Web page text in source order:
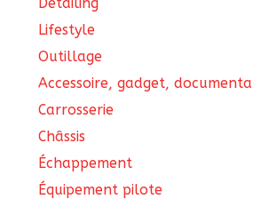
Detailing
Lifestyle
Outillage
Accessoire, gadget,
Carrosserie
Châssis
Échappement
Équipement pilote